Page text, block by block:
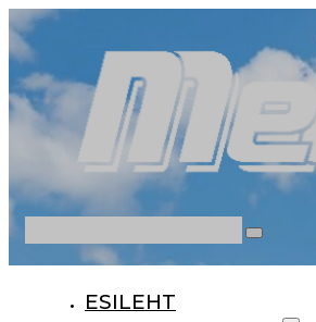
ESILEHT